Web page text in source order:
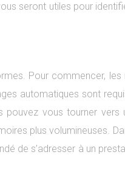
seront utiles pour
Pour commencer,
automatiques sont
pouvez vous tourner
plus volumineuses.
de s’adresser à un